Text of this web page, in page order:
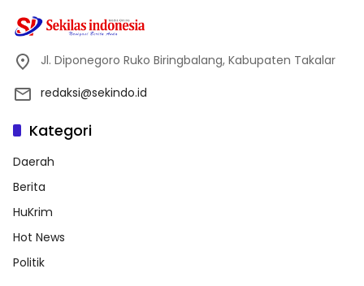
Jl. Diponegoro Ruko Biringbalang, Kabupaten Takalar
redaksi@sekindo.id
Kategori
Daerah
Berita
HuKrim
Hot News
Politik